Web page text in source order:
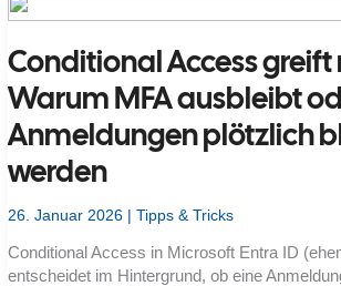
Tenant
nach
der
Migration
–
MFA,
Conditional
Access
Break-
richtig
aufsetzen?
Conditional Access greift
Warum MFA ausbleibt
Anmeldungen plötzlich
werden
26. Januar 2026 |Tipps & Tricks
Conditional Access in Microsoft Entra ID
entscheidet im Hintergrund, ob eine